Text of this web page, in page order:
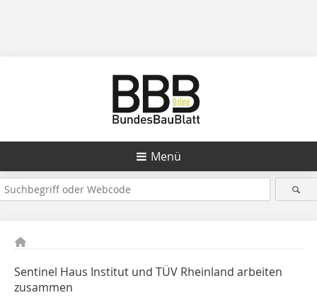
Menü
Sentinel Haus Institut und TÜV Rheinland arbeiten
zusammen